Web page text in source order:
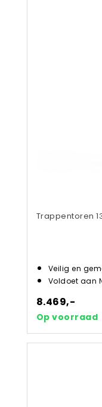
Trappentoren
Veilig en
Voldoet aan
8.469,-
Op voorraad